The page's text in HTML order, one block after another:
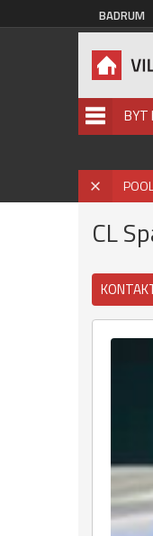
Hoppa till huvudinnehåll
BADRUM
BYT
Hem »
CL